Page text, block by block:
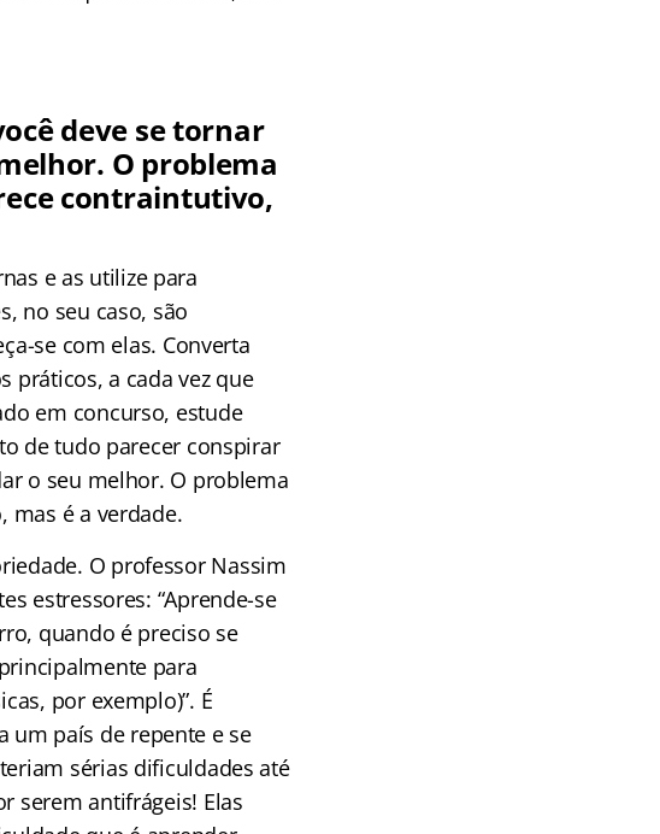
deve se tornar
O problema
contraintutivo,
e as utilize para
no seu caso, são
se com elas. Converta
práticos, a cada vez que
em concurso, estude
de tudo parecer conspirar
o seu melhor. O problema
mas é a verdade.
O professor Nassim
estressores: “Aprende-se
quando é preciso se
para
por exemplo)”. É
um país de repente e se
sérias dificuldades até
serem antifrágeis! Elas